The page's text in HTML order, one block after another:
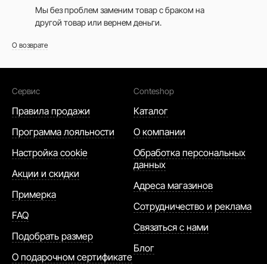
Мы без проблем заменим товар с браком на
другой товар или вернем деньги.
О возврате
Сервис
Правила продажи
Программа лояльности
Настройка cookie
Акции и скидки
Примерка
FAQ
Подобрать размер
О подарочном сертификате
Conteshop
Каталог
О компании
Обработка персональных
данных
Адреса магазинов
Сотрудничество и реклама
Связаться с нами
Блог